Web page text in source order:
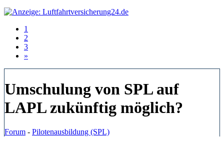
1
2
3
»
Umschulung von SPL auf
LAPL zukünftig möglich?
Forum - Pilotenausbildung (SPL)